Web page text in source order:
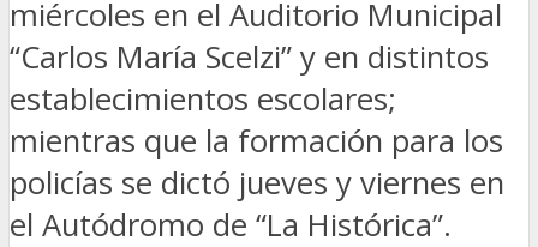
miércoles en el Auditorio Municipal
“Carlos María Scelzi” y en distintos
establecimientos escolares;
mientras que la formación para los
policías se dictó jueves y viernes en
el Autódromo de “La Histórica”.